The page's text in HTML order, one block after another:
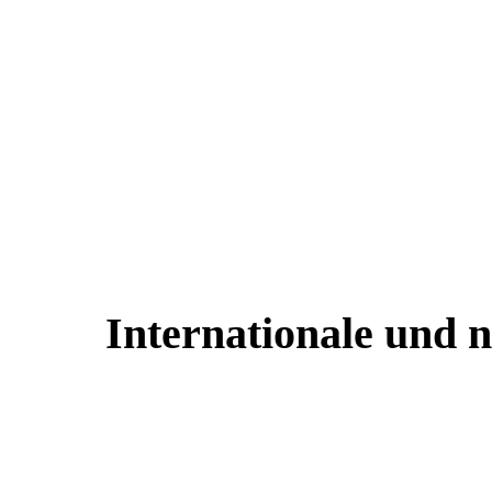
Internationale und